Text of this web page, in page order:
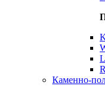
Каменно-